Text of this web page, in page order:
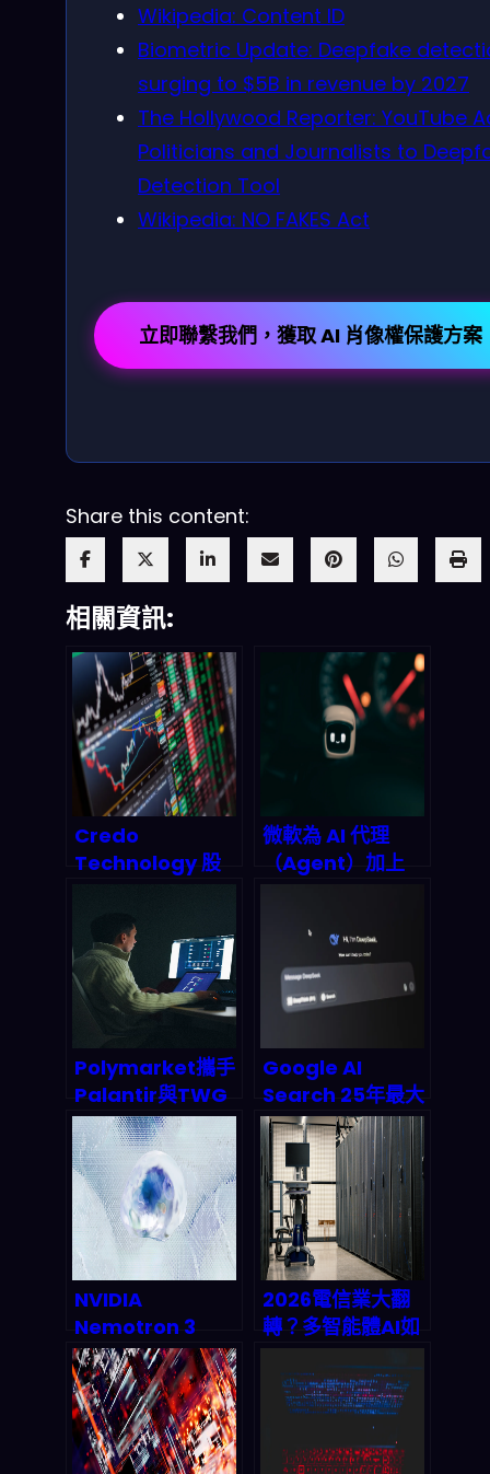
Wikipedia: Content ID
Biometric Update: Deepfake
surging to $5B in revenue by 2027
The Hollywood Reporter: YouTube
Politicians and Journalists to
Detection Tool
Wikipedia: NO FAKES Act
立即聯繫我們，獲取 AI 肖像權保護方案
Share this content:
相關資訊:
Credo
Technology 股
價暴漲8%背後：
AI量化交易與高速
連接技術如何重塑
2026年投資邏
輯？
微軟為 AI 代理
（Agent）加上
「治理螺絲」：
Power
Automate 將如
何重塑 2026 的合
Polymarket攜手
Palantir與TWG
AI：2026年體育
博彩監管的AI革命
Google AI
Search 25年最大
升級：Gemini
3.5 驅動的
Search Agents
如何顛覆搜尋引
擎？
NVIDIA
Nemotron 3
Super 深度剖析：
120億參數革命如
何重塑2026 AI生
態系
2026電信業大翻
轉？多智能體AI如
何讓網路『零人
力』自主運轉——
Mycom
Sandeep Raina
MWC現場直擊解